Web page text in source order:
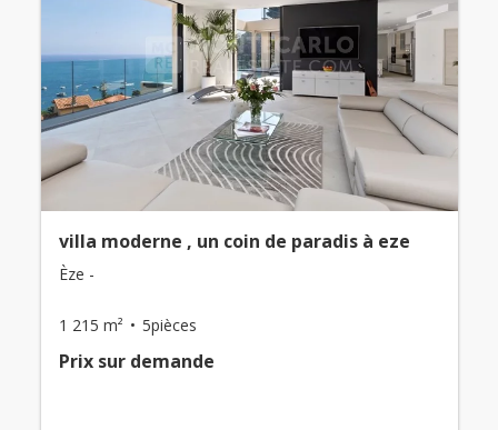
villa moderne , un coin de paradis à eze
Èze -
1 215 m² 5pièces
Prix ​​sur demande